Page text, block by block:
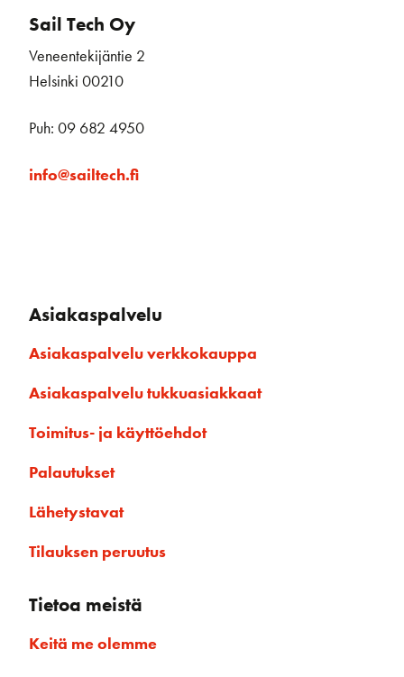
Sail Tech Oy
Veneentekijäntie 2
Helsinki 00210
Puh: 09 682 4950
info@sailtech.fi
Asiakaspalvelu
Asiakaspalvelu verkkokauppa
Asiakaspalvelu tukkuasiakkaat
Toimitus- ja käyttöehdot
Palautukset
Lähetystavat
Tilauksen peruutus
Tietoa meistä
Keitä me olemme